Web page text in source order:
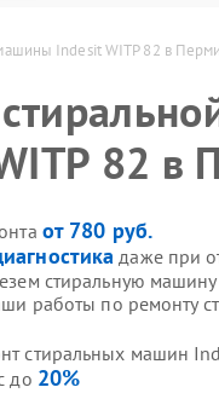
Indesit WITP 82 в Перми
82 в
от 780 руб.
даже при
стиральную
работы по ремонту
стиральных машин
до 20%